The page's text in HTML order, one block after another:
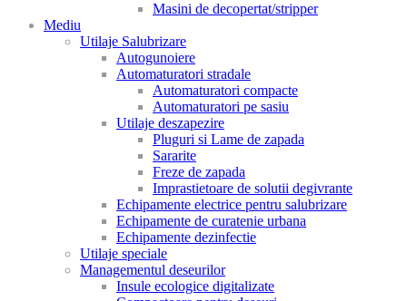
Masini de decopertat/stripper
Mediu
Utilaje Salubrizare
Autogunoiere
Automaturatori stradale
Automaturatori compacte
Automaturatori pe sasiu
Utilaje deszapezire
Pluguri si Lame de zapada
Sararite
Freze de zapada
Imprastietoare de solutii degivrante
Echipamente electrice pentru salubrizare
Echipamente de curatenie urbana
Echipamente dezinfectie
Utilaje speciale
Managementul deseurilor
Insule ecologice digitalizate